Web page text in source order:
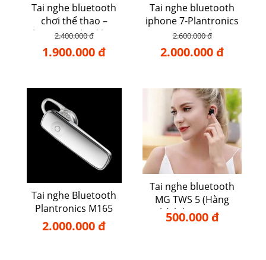
Tai nghe bluetooth
chơi thể thao –
Plantronics backbeat
105
2.400.000 đ
1.900.000 đ
Tai nghe bluetooth
iphone 7-Plantronics
Voyager Edge
2.600.000 đ
2.000.000 đ
Tai nghe Bluetooth
Plantronics M165
2.000.000 đ
Tai nghe bluetooth
MG TWS 5 (Hàng
chính hãng TWS)
500.000 đ